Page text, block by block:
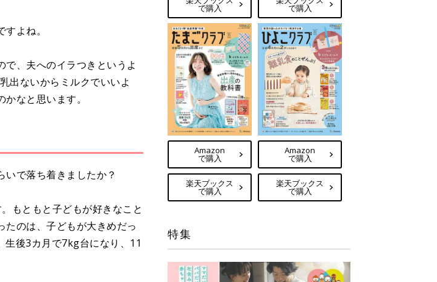
よね。
、夫へのイラつきというよ
出ないからミルクでいいよ
なと思います。
で落ち着きましたか？
もともと子どもが好きなこと
たのは、子どもが大きめだっ
生後3カ月で7kg台になり、11
で購入 で購入
Amazon
で購入
楽天ブックス
で購入
Amazon
で購入
楽天ブックス
で購入
特集